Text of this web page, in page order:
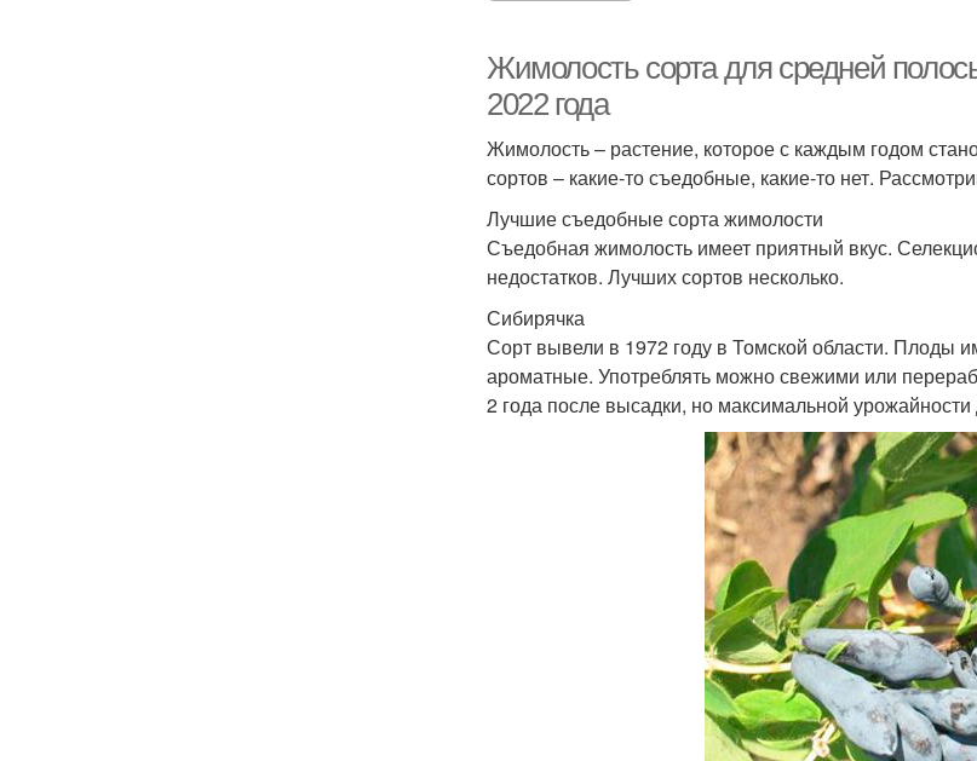
Жимолость сорта для средней
2022 года
Жимолость – растение, которое с каждым годом
сортов – какие-то съедобные, какие-то нет.
Лучшие съедобные сорта жимолости
Съедобная жимолость имеет приятный вкус.
недостатков. Лучших сортов несколько.
Сибирячка
Сорт вывели в 1972 году в Томской области. Плоды
ароматные. Употреблять можно свежими или
2 года после высадки, но максимальной урожайности